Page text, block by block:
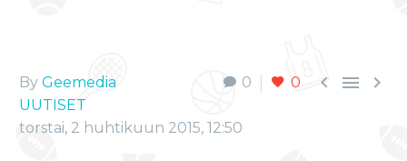
0 0   
By Geemedia
UUTISET
torstai, 2 huhtikuun 2015, 12:50